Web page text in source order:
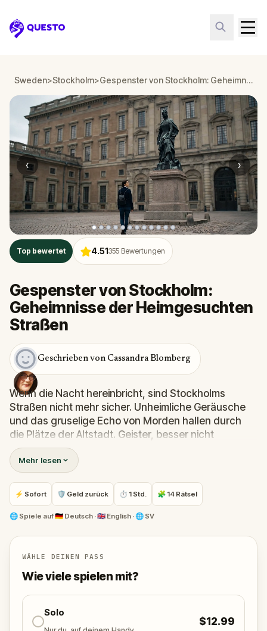
Questo
Sweden>Stockholm> Gespenster von Stockholm: Geheimnisse der Heimgesuchten Straßen
‹ ›
Top bewertet 4.51355 Bewertungen
Gespenster von Stockholm:
Geheimnisse der Heimgesuchten
Straßen
Geschrieben von Cassandra Blomberg
Wenn die Nacht hereinbricht, sind Stockholms
Straßen nicht mehr sicher. Unheimliche Geräusche
und das gruselige Echo von Morden hallen durch
die Plätze der Altstadt. Geister, besser nicht
geweckt, erwachen.
Du bist Liza Mulder, eine renommierte paranormale
Ermittlerin, und wurdest nach Stockholm gerufen,
um das Geheimnis zu lüften. Deine Mission: löse
rätselhafte Rätsel, folge Hinweisen, die in der Stadt
verborgen sind, und stelle dich den dunklen Kräften,
Spaziere durch Stockholms historische Straßen,
entdecke verborgene Orte und stelle dich deinen
Ängsten. Nur indem du die Geheimnisse
entschlüsselst und die heimgesuchte
Vergangenheit der Stadt entlarvst, kannst du den
Frieden wiederherstellen. Wirst du Erfolg haben?
Oder werden die Geister übernehmen?
Mehr lesen
⚡ Sofort 🛡 Geld zurück ⏱ 1 Std. 🧩 14 Rätsel
🌐 Spiele auf🇩🇪 Deutsch · 🇬🇧 English · 🌐 SV
WÄHLE DEINEN PASS
Wie viele spielen mit?
Solo
$12.99